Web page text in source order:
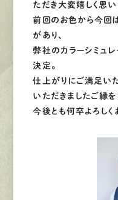
ただき大変嬉しく思い
前回のお色から今回
があり、
弊社のカラーシミュ
決定。
仕上がりにご満足い
いただきましたご縁
今後とも何卒よろしく